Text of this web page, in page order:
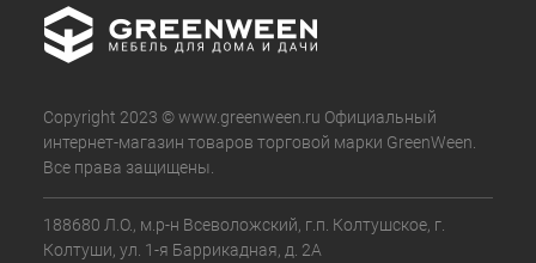
Copyright 2023 © www.greenween.ru Официальный
интернет-магазин товаров торговой марки GreenWeen.
Все права защищены.
188680 Л.О., м.р-н Всеволожский, г.п. Колтушское, г.
Колтуши, ул. 1-я Баррикадная, д. 2А